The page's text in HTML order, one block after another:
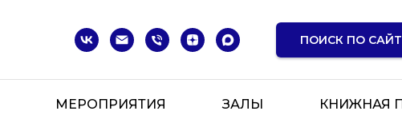
ПОИСК ПО
МЕРОПРИЯТИЯ ЗАЛЫ КНИЖНАЯ